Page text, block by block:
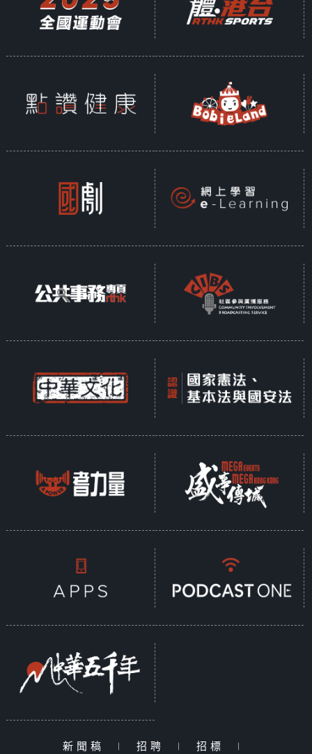
新聞稿 | 招聘 | 招標 |